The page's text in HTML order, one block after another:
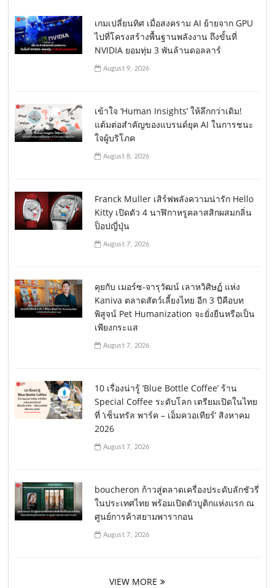
เกมเปลี่ยนทิศ เมื่อสงคราม AI ย้ายจาก GPU
ไปที่โครงสร้างพื้นฐานพลังงาน ถึงขั้นที่
NVIDIA ยอมทุ่ม 3 พันล้านดอลลาร์
August 9, 2026
เข้าใจ ‘Human Insights’ ให้ลึกกว่าเดิม!
แต้มต่อสำคัญของแบรนด์ยุค AI ในการชนะ
ใจผู้บริโภค
August 8, 2026
Franck Muller เสิร์ฟพลังความน่ารัก Hello
Kitty เปิดตัว 4 นาฬิกาหรูคลาสสิกผสมกลิ่น
ป็อปญี่ปุ่น
August 7, 2026
คุยกับ เมอร์ซ-จารุวัฒน์ เลาหวิศิษฏ์ แห่ง
Kaniva ตลาดสัตว์เลี้ยงไทย อีก 3 ปีคือบท
พิสูจน์ Pet Humanization จะยั่งยืนหรือเป็น
เพียงกระแส
August 7, 2026
10 เรื่องน่ารู้ ‘Blue Bottle Coffee’ ร้าน
Special Coffee ระดับโลก เตรียมเปิดในไทย
ที่ ‘เซ็นทรัล พาร์ค – เอ็มควอเทียร์’ สิงหาคม
2026
August 7, 2026
boucheron ก้าวสู่ตลาดเครื่องประดับลักชัวรี่
ในประเทศไทย พร้อมเปิดตัวบูติกแห่งแรก ณ
ศูนย์การค้าสยามพารากอน
August 7, 2026
VIEW MORE